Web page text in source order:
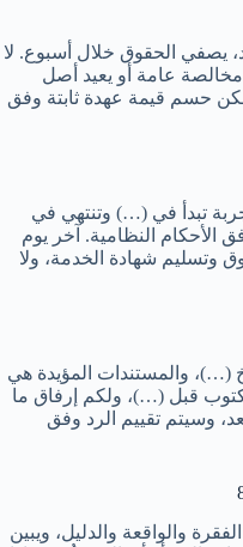
يصفي الحقوق خلال أسبوع. لا
مخالصة عامة أو يعيد أصل
حسم قيمة عهدة ثابتة وفق
تبدأ في (…) وتنتهي في
الأحكام النظامية. آخر يوم
وتسليم شهادة الخدمة، ولا
(…)، والمستندات المؤيدة هي
قبل (…)، ولكم إرفاق ما
وسيتم تقييم الرد وفق
والواقعة والدليل، ويبين